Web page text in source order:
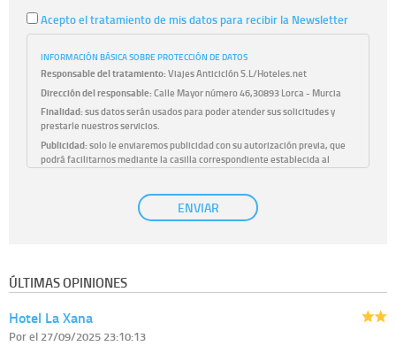
Acepto el tratamiento de mis datos para recibir la Newsletter
INFORMACIÓN BÁSICA SOBRE PROTECCIÓN DE DATOS
Responsable del tratamiento:Viajes Anticiclón S.L/Hoteles.net
Dirección del responsable:Calle Mayor número 46,30893 Lorca - Murcia
Finalidad:sus datos serán usados para poder atender sus solicitudes y
prestarle nuestros servicios.
Publicidad:solo le enviaremos publicidad con su autorización previa, que
podrá facilitarnos mediante la casilla correspondiente establecida al
únicamente trataremos sus datos con su consentimiento
previo, que podrá facilitarnos mediante la casilla correspondiente
Derechos:tiene derecho a saber qué información tenemos sobre usted,
disponible en nuestra página web.
Información complementaria:
ENVIAR
ÚLTIMAS OPINIONES
Hotel La Xana
Porel 27/09/2025 23:10:13